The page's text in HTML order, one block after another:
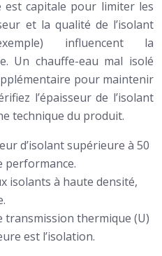
capitale pour limiter les
et la qualité de l’isolant
influencent la
Un chauffe-eau mal isolé
pour maintenir
l’épaisseur de l’isolant
technique du produit.
d’isolant supérieure à 50
performance.
isolants à haute densité,
transmission thermique (U)
est l’isolation.